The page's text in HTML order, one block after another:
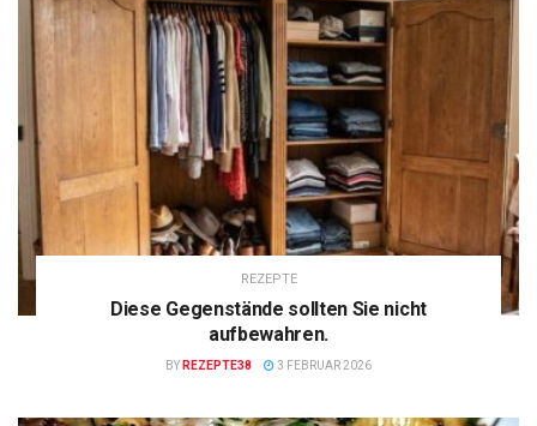
REZEPTE
Diese Gegenstände sollten Sie nicht
aufbewahren.
BY REZEPTE38 3 FEBRUAR 2026